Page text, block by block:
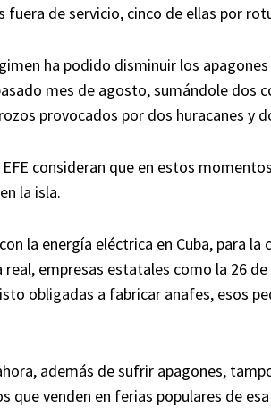
fuera de servicio, cinco de ellas por
ha podido disminuir los apagones
mes de agosto, sumándole dos
provocados por dos huracanes y
consideran que en estos
la isla.
la energía eléctrica en Cuba, para
real, empresas estatales como la 26
obligadas a fabricar anafes, esos
además de sufrir apagones,
que venden en ferias populares de